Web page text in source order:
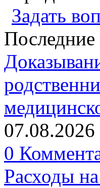
Задать
Последние
07.08.2026
0
Расходы